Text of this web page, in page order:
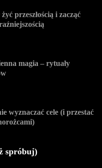
przeszłością i zacząć
magia – rytuały
wyznaczać cele (i przestać
spróbuj)